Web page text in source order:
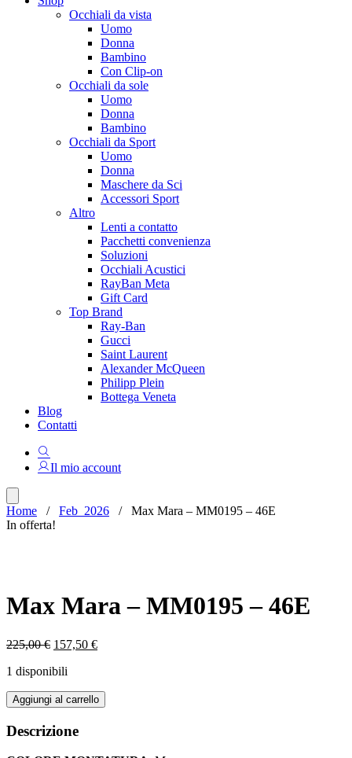
Occhiali da vista
Uomo
Donna
Bambino
Con Clip-on
Occhiali da sole
Uomo
Donna
Bambino
Occhiali da Sport
Uomo
Donna
Maschere da Sci
Accessori Sport
Altro
Lenti a contatto
Pacchetti convenienza
Soluzioni
Occhiali Acustici
RayBan Meta
Gift Card
Top Brand
Ray-Ban
Gucci
Saint Laurent
Alexander McQueen
Philipp Plein
Bottega Veneta
Blog
Contatti
Il mio account
Home / Feb_2026 / Max Mara – MM0195 – 46E
In offerta!
Max Mara – MM0195 – 46E
225,00€ Il
originale
225,00 €.
157,50 €Il
157,50 €.
1 disponibili
Max
Mara
-
MM0195
-
Aggiungi al carrello
Descrizione